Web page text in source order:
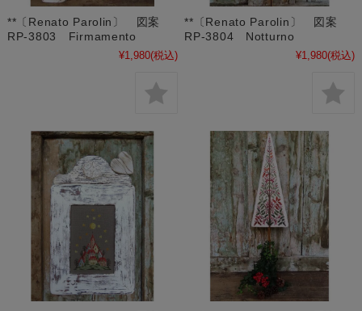
**〔Renato Parolin〕 図案
RP-3803 Firmamento
¥1,980(税込)
**〔Renato Parolin〕 図案
RP-3804 Notturno
¥1,980(税込)